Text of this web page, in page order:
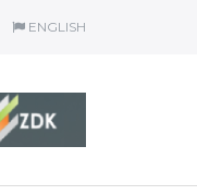
ENGLISH